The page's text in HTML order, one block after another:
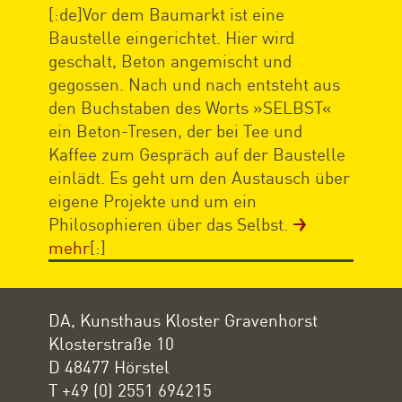
[:de]Vor dem Baumarkt ist eine
Baustelle eingerichtet. Hier wird
geschalt, Beton angemischt und
gegossen. Nach und nach entsteht aus
den Buchstaben des Worts »SELBST«
ein Beton-Tresen, der bei Tee und
Kaffee zum Gespräch auf der Baustelle
einlädt. Es geht um den Austausch über
eigene Projekte und um ein
Philosophieren über das Selbst.
mehr[:]
DA, Kunsthaus Kloster Gravenhorst
Klosterstraße 10
D 48477 Hörstel
T +49 (0) 2551 694215